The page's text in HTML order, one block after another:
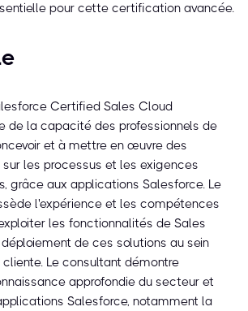
pour cette certification avancée.
Certified Sales Cloud
de la capacité des professionnels de
et à mettre en œuvre des
les processus et les exigences
grâce aux applications Salesforce. Le
l'expérience et les compétences
les fonctionnalités de Sales
de ces solutions au sein
Le consultant démontre
approfondie du secteur et
Salesforce, notamment la